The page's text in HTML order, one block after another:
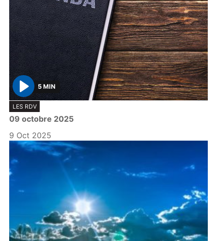
P
l
a
y
5 MIN
LES RDV
09 octobre 2025
9 Oct 2025